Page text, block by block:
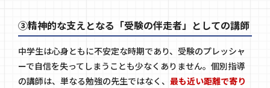
③精神的な支えとなる「受験の伴走者」としての講師
中学生は心身ともに不安定な時期であり、受験のプレッシャ
ーで自信を失ってしまうことも少なくありません。個別指導
の講師は、単なる勉強の先生ではなく、 最も近い距離で寄り